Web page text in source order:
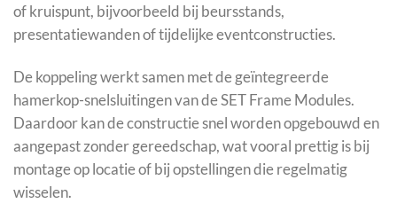
of kruispunt, bijvoorbeeld bij beursstands,
presentatiewanden of tijdelijke eventconstructies.
De koppeling werkt samen met de geïntegreerde
hamerkop-snelsluitingen van de SET Frame Modules.
Daardoor kan de constructie snel worden opgebouwd en
aangepast zonder gereedschap, wat vooral prettig is bij
montage op locatie of bij opstellingen die regelmatig
wisselen.